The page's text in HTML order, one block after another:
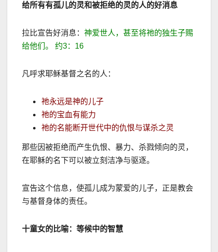
给所有有孤儿的灵和被拒绝的灵的人的好消息
拉比宣告好消息： 神爱世人，甚至将祂的独生子赐
给他们。 约3： 16
凡呼求耶稣基督之名的人：
祂永远是神的儿子
祂的宝血有能力
祂的名能断开世代中的仇恨与谋杀之灵
那些因被拒绝而产生仇恨、暴力、 杀戮倾向的灵，
在耶稣的名下可以被立刻洁净与驱逐。
宣告这个信息，使孤儿成为蒙爱的儿子，正是教会
与基督身体的责任。
十童女的比喻：等候中的智慧